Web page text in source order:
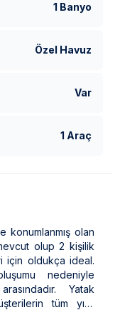
1 Banyo
Özel Havuz
Var
1 Araç
konumlanmış olan
olup 2 kişilik
için oldukça ideal.
nedeniyle
Yatak
tüm yılın